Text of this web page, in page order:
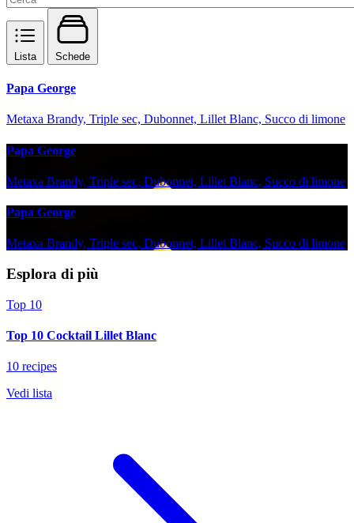
Lista Schede
Papa George
Metaxa Brandy, Triple sec, Dubonnet, Lillet Blanc, Succo di limone
Papa George
Metaxa Brandy, Triple sec, Dubonnet, Lillet Blanc, Succo di limone
Papa George
Metaxa Brandy, Triple sec, Dubonnet, Lillet Blanc, Succo di limone
Esplora di più
Top 10
Top 10 Cocktail Lillet Blanc
10 recipes
Vedi lista